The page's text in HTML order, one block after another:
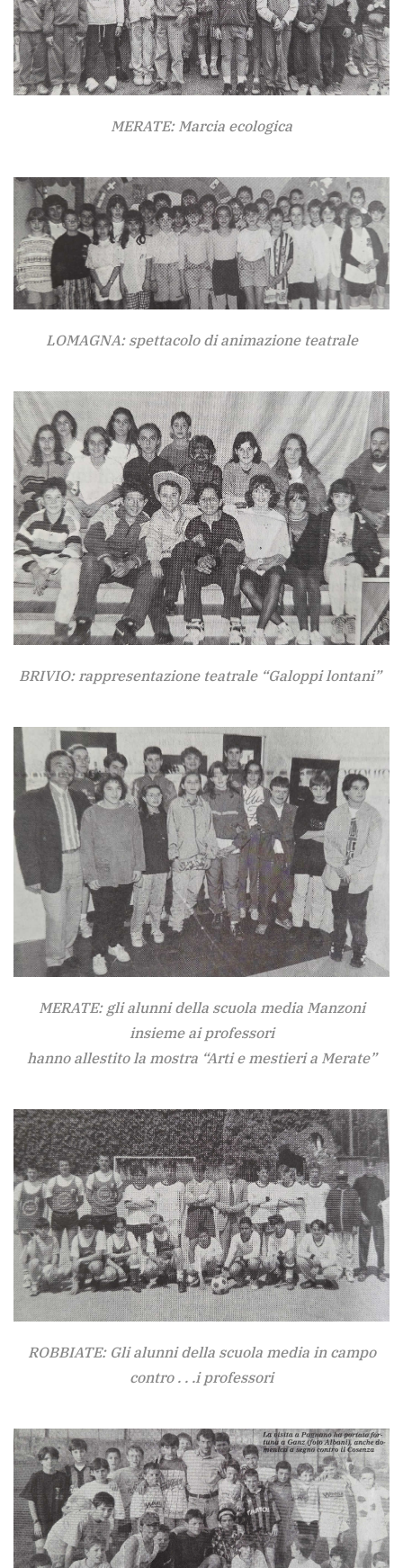
MERATE: Marcia ecologica
LOMAGNA: spettacolo di animazione teatrale
BRIVIO: rappresentazione teatrale “Galoppi lontani”
MERATE: gli alunni della scuola media Manzoni
insieme ai professori
hanno allestito la mostra “Arti e mestieri a Merate”
ROBBIATE: Gli alunni della scuola media in campo
contro . . .i professori